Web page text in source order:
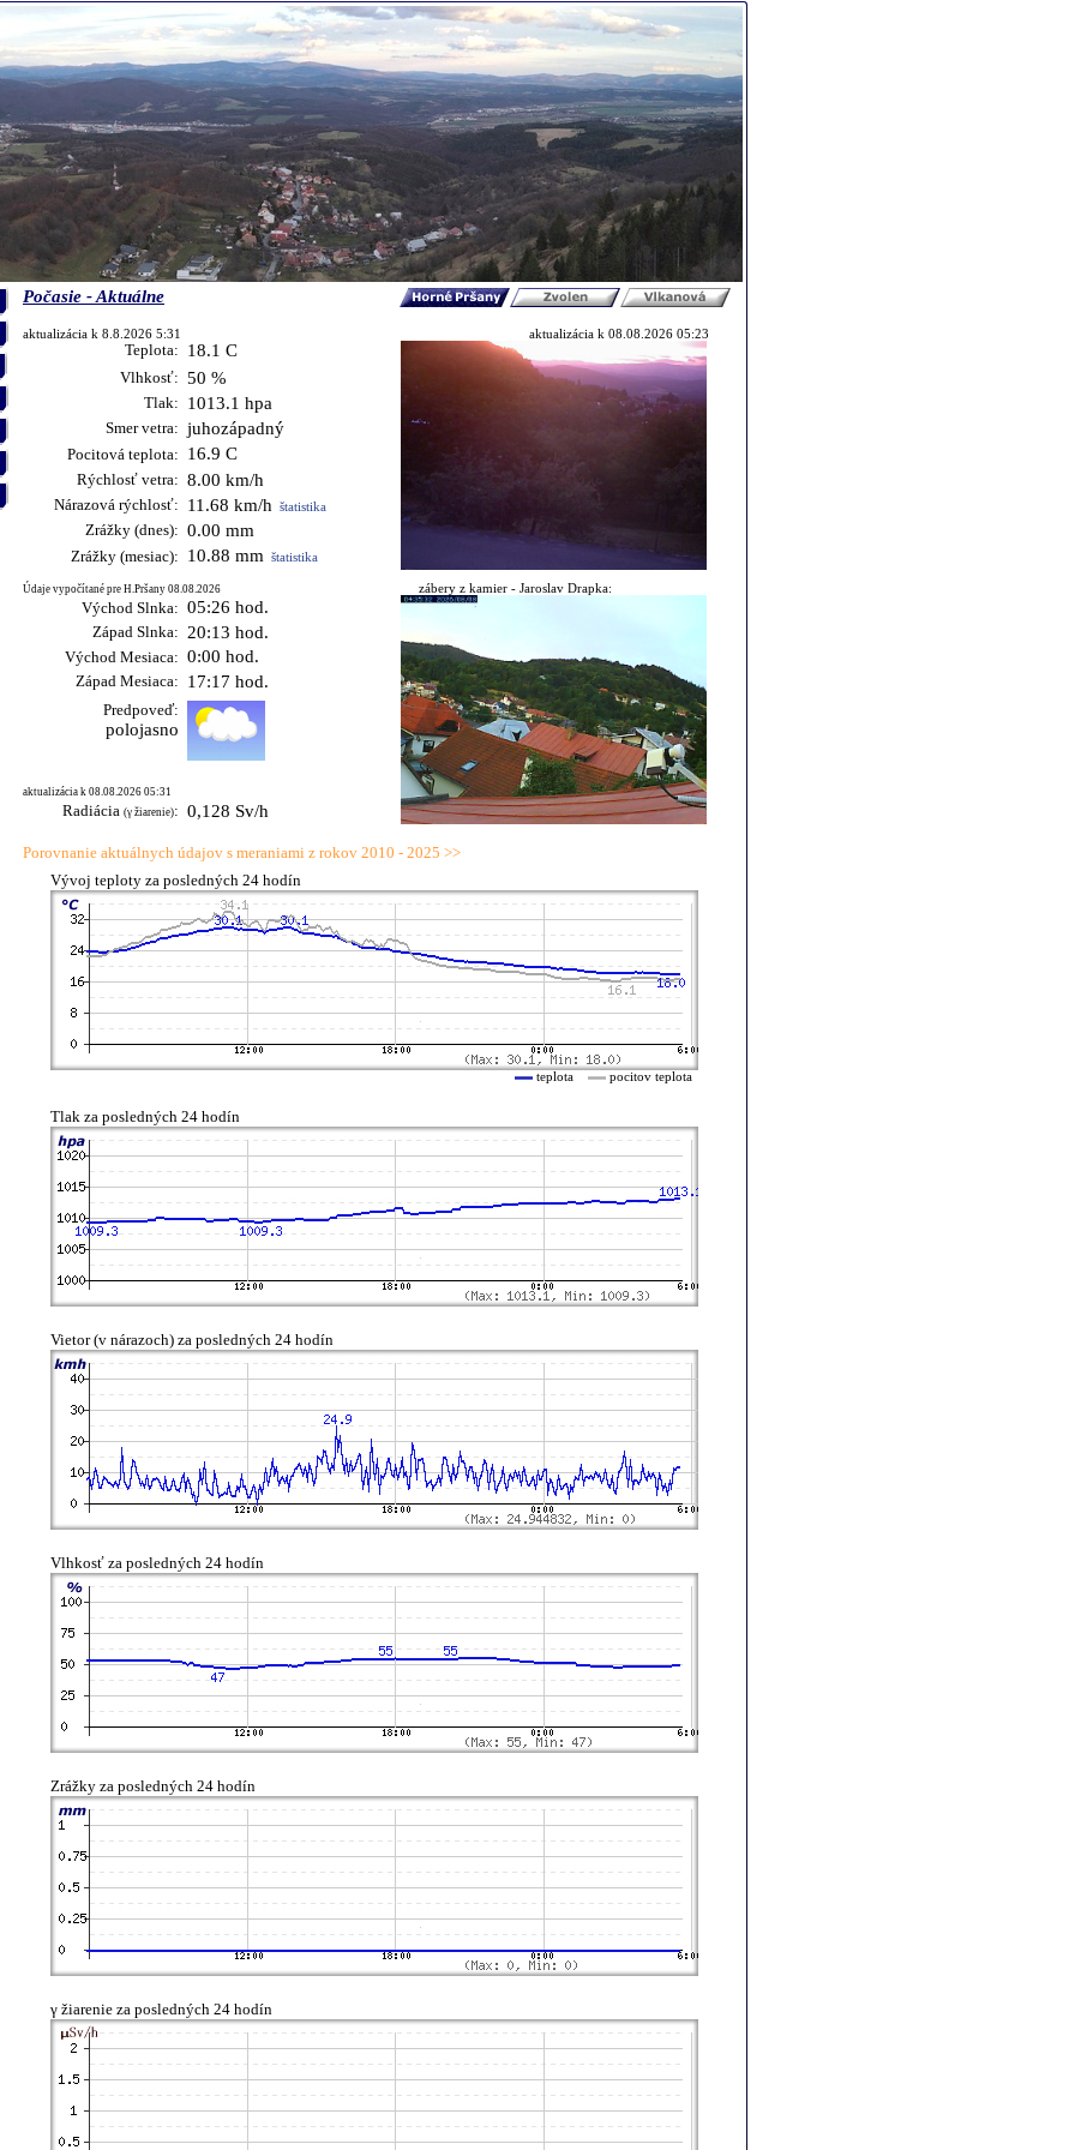
Počasie - Aktuálne
aktualizácia k 8.8.2026 5:31 aktualizácia k 08.08.2026 05:23
Teplota: 18.1 C
Vlhkosť: 50 %
Tlak: 1013.1 hpa
Smer vetra: juhozápadný
Pocitová teplota: 16.9 C
Rýchlosť vetra: 8.00 km/h
Nárazová rýchlosť: 11.68 km/h štatistika
Zrážky (dnes): 0.00 mm
Zrážky (mesiac): 10.88 mm štatistika
Údaje vypočítané pre H.Pršany 08.08.2026 zábery z kamier - Jaroslav Drapka:
Východ Slnka: 05:26 hod.
Západ Slnka: 20:13 hod.
Východ Mesiaca: 0:00 hod.
Západ Mesiaca: 17:17 hod.
Predpoveď:
polojasno
aktualizácia k 08.08.2026 05:31
Radiácia (γ žiarenie): 0,128 Sv/h
Porovnanie aktuálnych údajov s meraniami z rokov 2010 - 2025 >>
Vývoj teploty za posledných 24 hodín
teplota pocitov teplota
Tlak za posledných 24 hodín
Vietor (v nárazoch) za posledných 24 hodín
Vlhkosť za posledných 24 hodín
Zrážky za posledných 24 hodín
γ žiarenie za posledných 24 hodín